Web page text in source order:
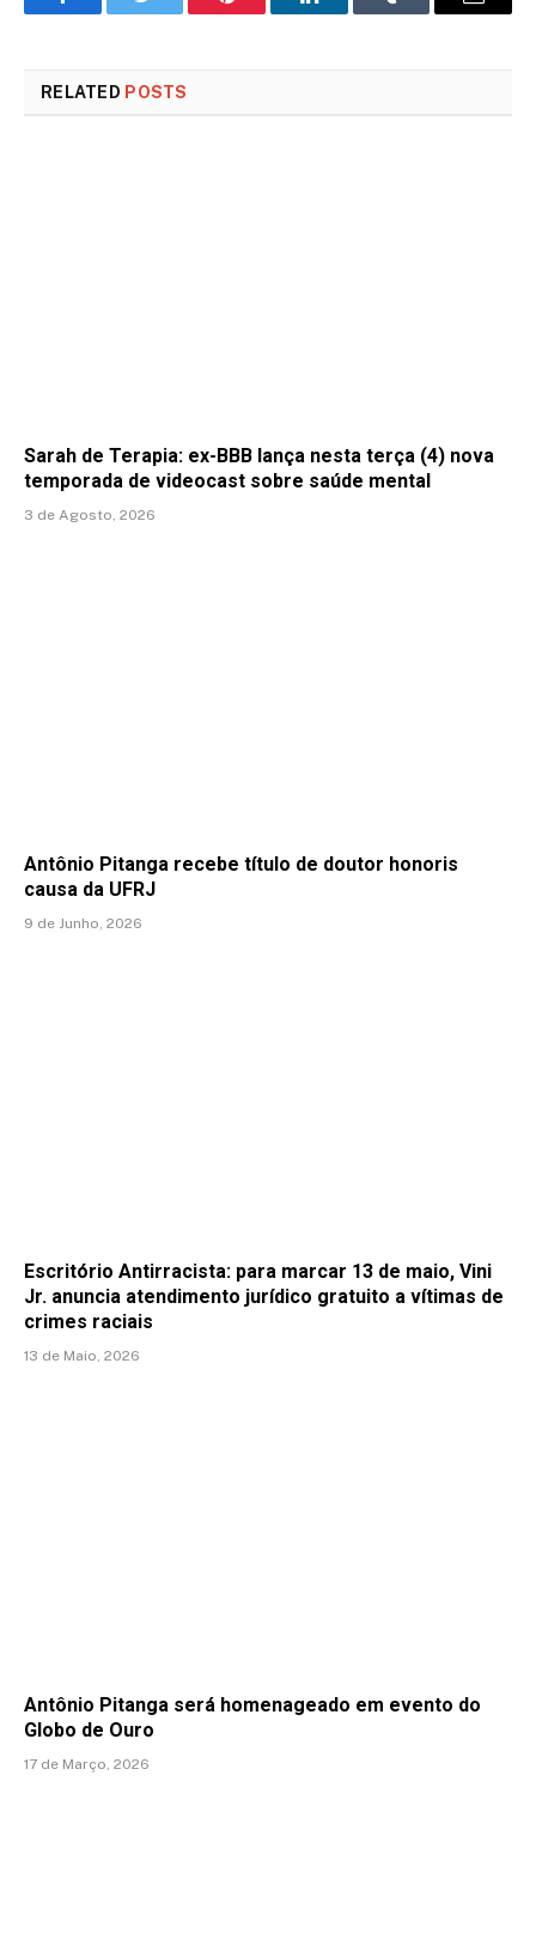
FacebookTwitter Pinterest LinkedInTumblr Email
RELATED POSTS
Sarah de Terapia: ex-BBB lança nesta terça (4) nova
temporada de videocast sobre saúde mental
3 de Agosto, 2026
Antônio Pitanga recebe título de doutor honoris
causa da UFRJ
9 de Junho, 2026
Escritório Antirracista: para marcar 13 de maio, Vini
Jr. anuncia atendimento jurídico gratuito a vítimas de
crimes raciais
13 de Maio, 2026
Antônio Pitanga será homenageado em evento do
Globo de Ouro
17 de Março, 2026